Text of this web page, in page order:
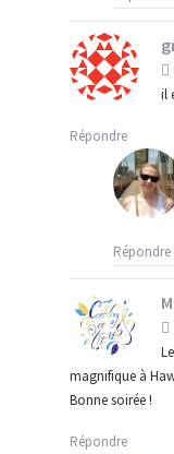
il
Répondre
Répondre
magnifique à
Bonne soirée !
Répondre